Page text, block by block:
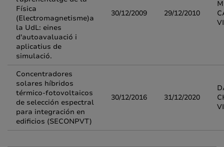
Física
(Electromagnetisme)a
la UdL: eines
d'autoavaluació i
aplicatius de
simulació.
30/12/2009 29/12/2010
Concentradores
solares híbridos
térmico-fotovoltaicos
de selección espectral
para integración en
edificios (SECONPVT)
30/12/2016 31/12/2020